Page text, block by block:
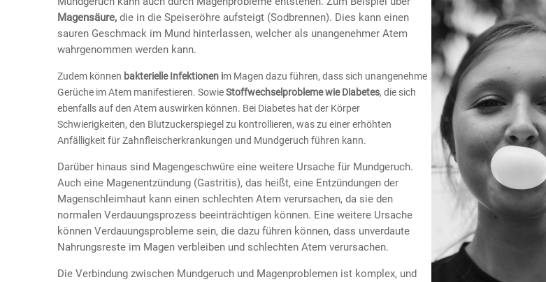
Magensäure, die in die Speiseröhre aufsteigt (Sodbrennen). Dies kann einen
sauren Geschmack im Mund hinterlassen, welcher als unangenehmer Atem
wahrgenommen werden kann.
Zudem können bakterielle Infektionen im Magen dazu führen, dass sich unangenehme
Gerüche im Atem manifestieren. SowieStoffwechselprobleme wie Diabetes, die sich
ebenfalls auf den Atem auswirken können. Bei Diabetes hat der Körper
Schwierigkeiten, den Blutzuckerspiegel zu kontrollieren, was zu einer erhöhten
Anfälligkeit für Zahnfleischerkrankungen und Mundgeruch führen kann.
Darüber hinaus sind Magengeschwüre eine weitere Ursache für Mundgeruch.
Auch eine Magenentzündung (Gastritis), das heißt, eine Entzündungen der
Magenschleimhaut kann einen schlechten Atem verursachen, da sie den
normalen Verdauungsprozess beeinträchtigen können. Eine weitere Ursache
können Verdauungsprobleme sein, die dazu führen können, dass unverdaute
Nahrungsreste im Magen verbleiben und schlechten Atem verursachen.
Die Verbindung zwischen Mundgeruch und Magenproblemen ist komplex, und